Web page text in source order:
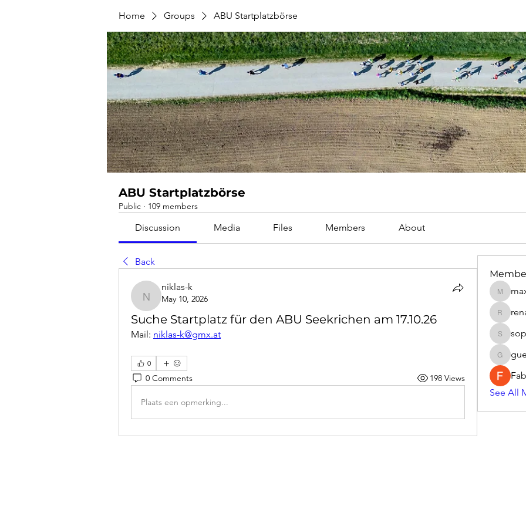
Home Groups ABU Startplatzbörse
ABU Startplatzbörse
Public · 109 members
Discussion Media Files Members About
Back
niklas-k
niklas-k
May 10, 2026
Suche Startplatz für den ABU Seekrichen am 17.10.26
Mail: niklas-k@gmx.at
0
0 Comments 198 Views
Plaats een opmerking...
See All